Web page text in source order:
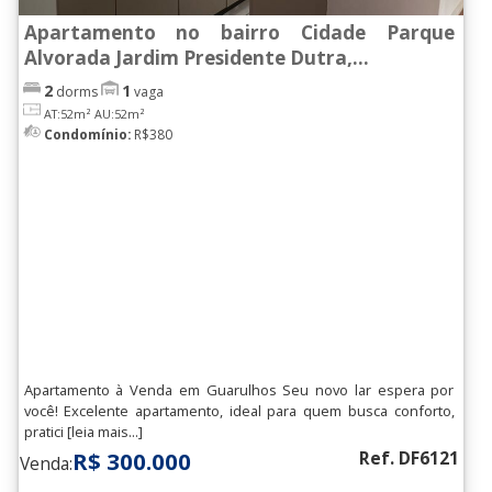
Vl. Augusta
(29)
Vl. Barros (3)
Vl. Bremen
Vl. Galvao(24)
Vl. Hulda
Vl. Imaculada
Apartamento no bairro Cidade Parque
Alvorada Jardim Presidente Dutra,...
2 dorms 1 vaga
AT:52m² AU:52m²
Condomínio: R$380
Apartamento à Venda em Guarulhos Seu novo lar espera por
você! Excelente apartamento, ideal para quem busca conforto,
pratici [leia mais...]
Venda:R$ 300.000 Ref. DF6121